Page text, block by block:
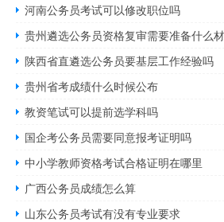
河南公务员考试可以修改职位吗
贵州遴选公务员资格复审需要准备什么
陕西省直遴选公务员要基层工作经验吗
贵州省考成绩什么时候公布
教资笔试可以提前选学科吗
国企考公务员需要同意报考证明吗
中小学教师资格考试合格证明在哪里
广西公务员成绩怎么算
山东公务员考试有没有专业要求